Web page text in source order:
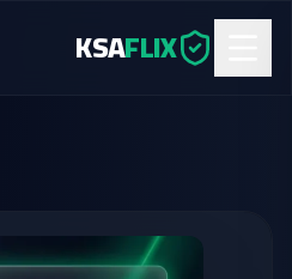
KSAFLIX